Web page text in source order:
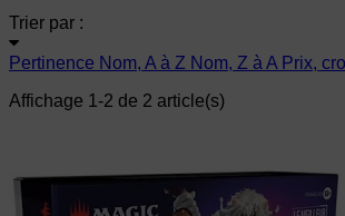
Trier par :
Pertinence Nom, A à Z Nom, Z à A Prix,
Affichage 1-2 de 2 article(s)